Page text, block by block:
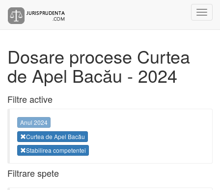
Dosare procese Curtea
de Apel Bacău - 2024
Filtre active
Anul 2024
Curtea de Apel Bacău
Stabilirea competentei
Filtrare spete